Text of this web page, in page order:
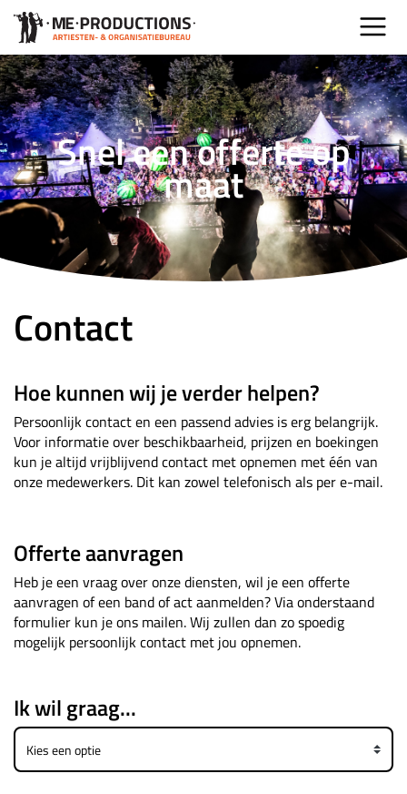
Snel een offerte op
maat
Contact
Hoe kunnen wij je verder helpen?
Persoonlijk contact en een passend advies is erg belangrijk.
Voor informatie over beschikbaarheid, prijzen en boekingen
kun je altijd vrijblijvend contact met opnemen met één van
onze medewerkers. Dit kan zowel telefonisch als per e-mail.
Offerte aanvragen
Heb je een vraag over onze diensten, wil je een offerte
aanvragen of een band of act aanmelden? Via onderstaand
formulier kun je ons mailen. Wij zullen dan zo spoedig
mogelijk persoonlijk contact met jou opnemen.
Ik wil graag...